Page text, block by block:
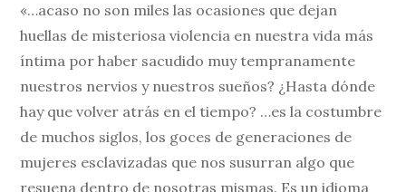
«…acaso no son miles las ocasiones que dejan
huellas de misteriosa violencia en nuestra vida más
íntima por haber sacudido muy tempranamente
nuestros nervios y nuestros sueños? ¿Hasta dónde
hay que volver atrás en el tiempo? …es la costumbre
de muchos siglos, los goces de generaciones de
mujeres esclavizadas que nos susurran algo que
resuena dentro de nosotras mismas. Es un idioma